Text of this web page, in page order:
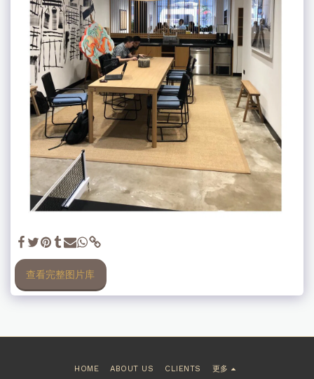
查看完整图片库
HOME ABOUT US CLIENTS 更多